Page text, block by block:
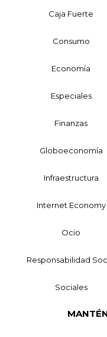
Caja Fuerte
Consumo
Economía
Especiales
Finanzas
Globoeconomía
Infraestructura
Internet Economy
Ocio
Responsabilidad
Sociales